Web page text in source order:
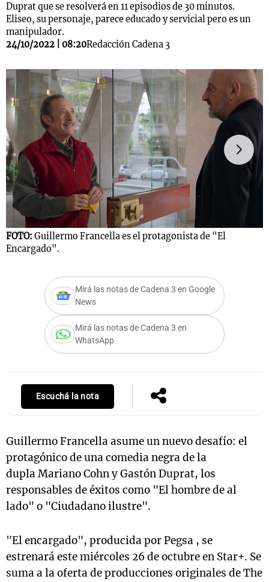
Duprat que se resolverá en 11 episodios de 30 minutos.
Eliseo, su personaje, parece educado y servicial pero es un
manipulador.
24/10/2022 | 08:20Redacción Cadena 3
FOTO: Guillermo Francella es el protagonista de "El
Encargado".
Mirá las notas de Cadena 3 en Google
News
Mirá las notas de Cadena 3 en
WhatsApp
Escuchá la nota
Guillermo Francella asume un nuevo desafío: el
protagónico de una comedia negra de la
dupla Mariano Cohn y Gastón Duprat, los
responsables de éxitos como "El hombre de al
lado" o "Ciudadano ilustre".
"El encargado", producida por Pegsa , se
estrenará este miércoles 26 de octubre en Star+. Se
suma a la oferta de producciones originales de The
Mundial 2026
La Sole en
Cadena 3